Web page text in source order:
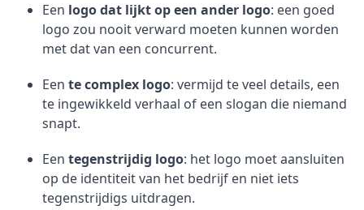
Een logo dat lijkt op een ander logo: een goed
logo zou nooit verward moeten kunnen worden
met dat van een concurrent.
Een te complex logo: vermijd te veel details, een
te ingewikkeld verhaal of een slogan die niemand
snapt.
Een tegenstrijdig logo: het logo moet aansluiten
op de identiteit van het bedrijf en niet iets
tegenstrijdigs uitdragen.